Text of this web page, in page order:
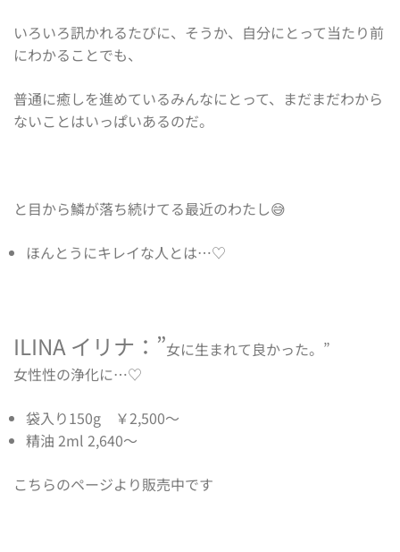
いろいろ訊かれるたびに、そうか、自分にとって当たり前
にわかることでも、
普通に癒しを進めているみんなにとって、まだまだわから
ないことはいっぱいあるのだ。
と目から鱗が落ち続けてる最近のわたし😅
ほんとうにキレイな人とは…♡
ILINA イリナ ：”女に生まれて良かった。”
女性性の浄化に…♡
袋入り150g ￥2,500〜
精油 2ml 2,640〜
こちらのページより販売中です